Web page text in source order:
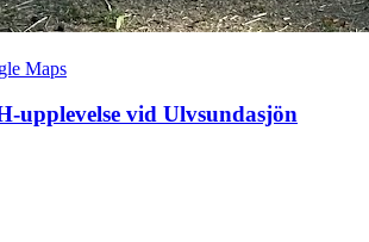
Maps
upplevelse vid Ulvsundasjön